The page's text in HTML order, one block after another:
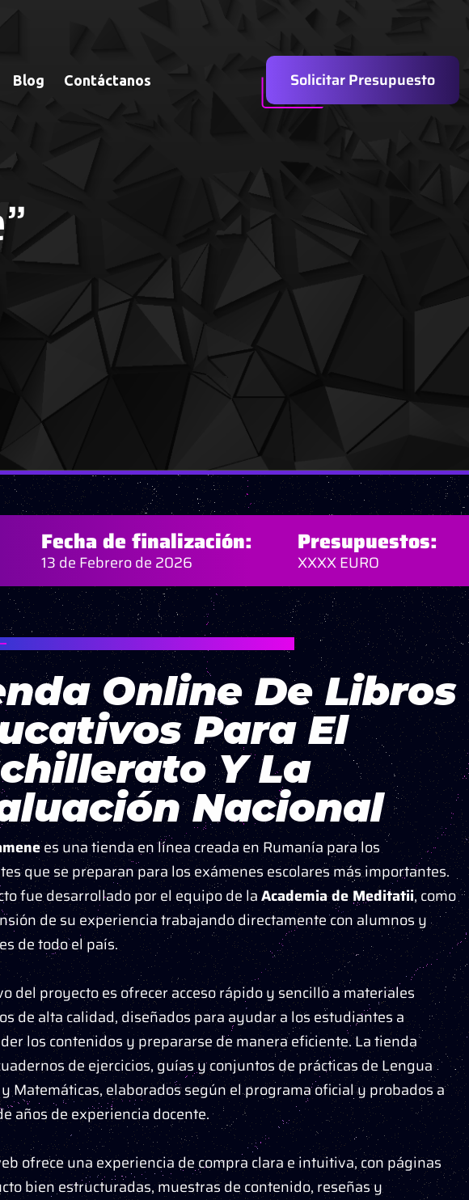
Blog Contáctanos Solicitar Presupuesto
Fecha de finalización:
13 de Febrero de 2026
Presupuestos:
XXXX EURO
PROYECTO “CARTI EXAMENE” – IAȘI, RUMANÍA
Online De Libros
Para El
Y La
Nacional
es una tienda en línea creada en Rumanía para los
que se preparan para los exámenes escolares más importantes.
fue desarrollado por el equipo de laAcademia de Meditatii, como
de su experiencia trabajando directamente con alumnos y
de todo el país.
del proyecto es ofrecer acceso rápido y sencillo a materiales
de alta calidad, diseñados para ayudar a los estudiantes a
los contenidos y prepararse de manera eficiente. La tienda
de ejercicios, guías y conjuntos de prácticas de Lengua
Matemáticas, elaborados según el programa oficial y probados a
años de experiencia docente.
ofrece una experiencia de compra clara e intuitiva, con páginas
bien estructuradas, muestras de contenido, reseñas y